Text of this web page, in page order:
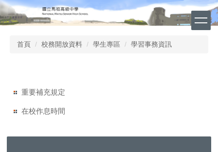
跳
到
主
首頁 校務開放資料 學生專區 學習事務資訊
重要補充規定
在校作息時間